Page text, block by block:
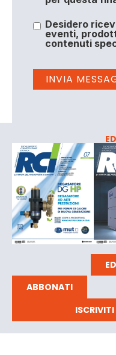
Desidero
eventi,
contenuti
ABBONATI
ISCRIVITI